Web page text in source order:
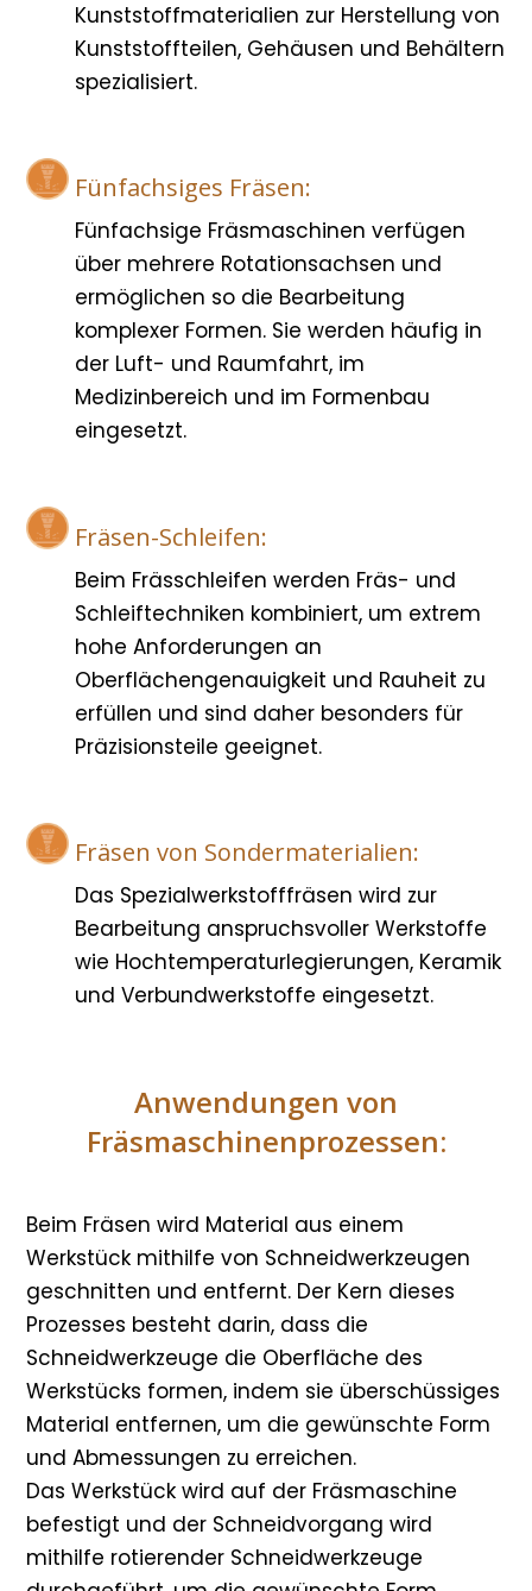
Kunststoffmaterialien zur Herstellung von
Kunststoffteilen, Gehäusen und Behältern
spezialisiert.
Fünfachsiges Fräsen:
Fünfachsige Fräsmaschinen verfügen
über mehrere Rotationsachsen und
ermöglichen so die Bearbeitung
komplexer Formen. Sie werden häufig in
der Luft- und Raumfahrt, im
Medizinbereich und im Formenbau
eingesetzt.
Fräsen-Schleifen:
Beim Frässchleifen werden Fräs- und
Schleiftechniken kombiniert, um extrem
hohe Anforderungen an
Oberflächengenauigkeit und Rauheit zu
erfüllen und sind daher besonders für
Präzisionsteile geeignet.
Fräsen von Sondermaterialien:
Das Spezialwerkstofffräsen wird zur
Bearbeitung anspruchsvoller Werkstoffe
wie Hochtemperaturlegierungen, Keramik
und Verbundwerkstoffe eingesetzt.
Anwendungen von
Fräsmaschinenprozessen:
Beim Fräsen wird Material aus einem
Werkstück mithilfe von Schneidwerkzeugen
geschnitten und entfernt. Der Kern dieses
Prozesses besteht darin, dass die
Schneidwerkzeuge die Oberfläche des
Werkstücks formen, indem sie überschüssiges
Material entfernen, um die gewünschte Form
und Abmessungen zu erreichen.
Das Werkstück wird auf der Fräsmaschine
befestigt und der Schneidvorgang wird
mithilfe rotierender Schneidwerkzeuge